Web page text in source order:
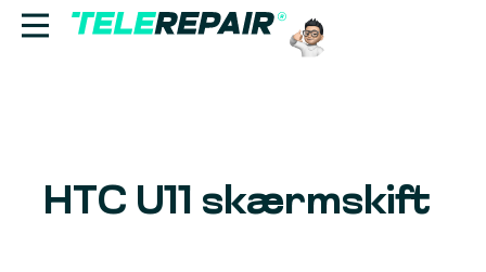
Find butik
HTC U11 skærmskift